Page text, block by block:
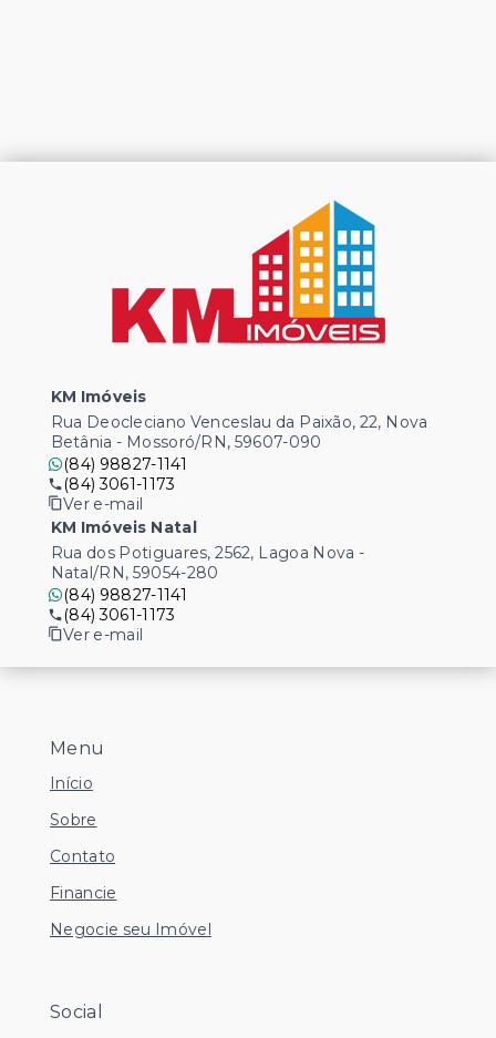
Menu
Início
Sobre
Contato
Financie
Negocie seu Imóvel
Social
KM Imóveis
Rua Deocleciano Venceslau da Paixão, 22, Nova
Betânia - Mossoró/RN, 59607-090
(84) 98827-1141
(84) 3061-1173
Ver e-mail
KM Imóveis Natal
Rua dos Potiguares, 2562, Lagoa Nova -
Natal/RN, 59054-280
(84) 98827-1141
(84) 3061-1173
Ver e-mail